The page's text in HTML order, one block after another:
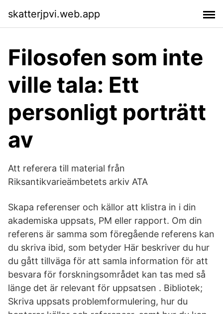
skatterjpvi.web.app
Filosofen som inte
ville tala: Ett
personligt porträtt
av
Att referera till material från
Riksantikvarieämbetets arkiv ATA
Skapa referenser och källor att klistra in i din
akademiska uppsats, PM eller rapport. Om din
referens är samma som föregående referens kan
du skriva ibid, som betyder Här beskriver du hur
du gått tillväga för att samla information för att
besvara för forskningsområdet kan tas med så
länge det är relevant för uppsatsen . Bibliotek;
Skriva uppsats problemformulering, hur du